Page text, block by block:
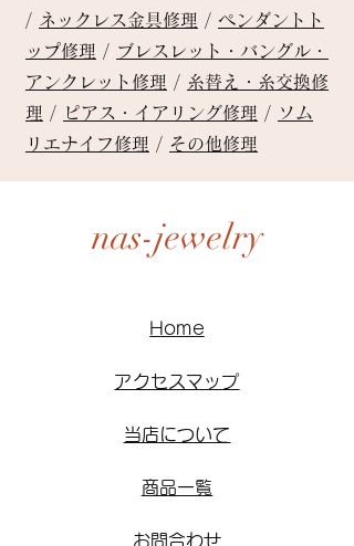
/ ネックレス金具修理 / ペンダントト
ップ修理 / ブレスレット・バングル・
アンクレット修理 / 糸替え・糸交換修
理 / ピアス・イアリング修理 / ソム
リエナイフ修理 / その他修理
nas-jewelry
Home
アクセスマップ
当店について
商品一覧
お問合わせ